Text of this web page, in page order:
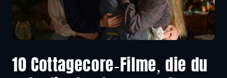
10 Cottagecore-Filme, die du